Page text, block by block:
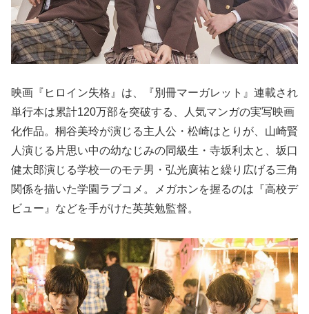
映画『ヒロイン失格』は、『別冊マーガレット』連載され
単行本は累計120万部を突破する、人気マンガの実写映画
化作品。桐谷美玲が演じる主人公・松崎はとりが、山崎賢
人演じる片思い中の幼なじみの同級生・寺坂利太と、坂口
健太郎演じる学校一のモテ男・弘光廣祐と繰り広げる三角
関係を描いた学園ラブコメ。メガホンを握るのは『高校デ
ビュー』などを手がけた英英勉監督。